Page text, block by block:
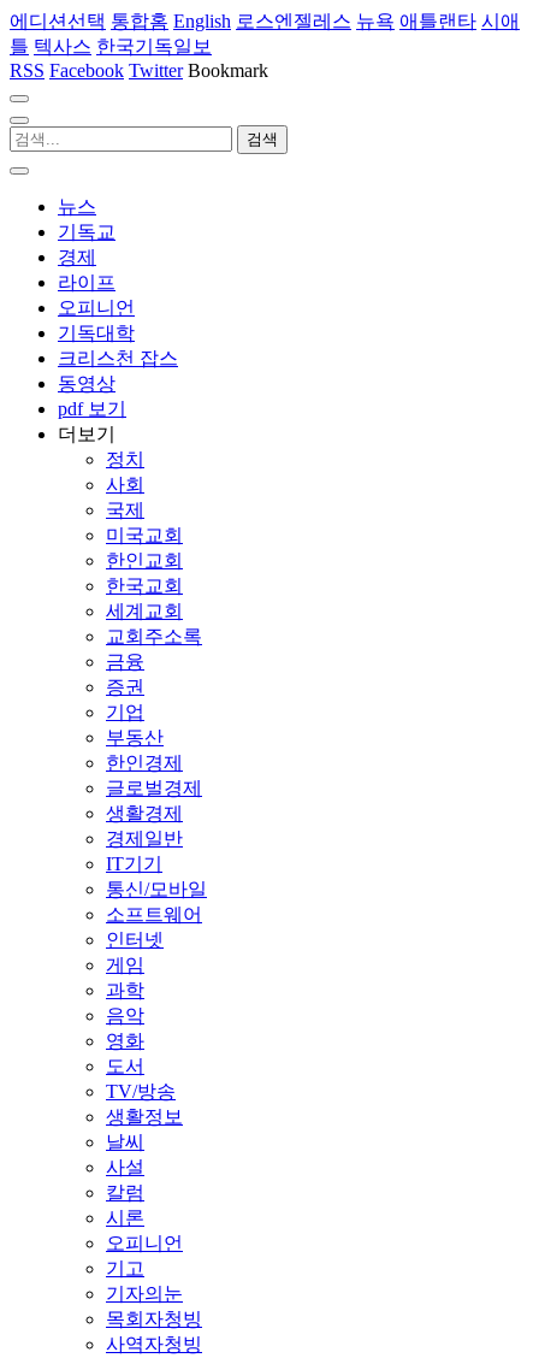
에디션선택 통합홈 English 로스엔젤레스 뉴욕 애틀랜타 시애
틀 텍사스 한국기독일보
RSS Facebook Twitter Bookmark
뉴스
기독교
경제
라이프
오피니언
기독대학
크리스천 잡스
동영상
pdf 보기
더보기
정치
사회
국제
미국교회
한인교회
한국교회
세계교회
교회주소록
금융
증권
기업
부동산
한인경제
글로벌경제
생활경제
경제일반
IT기기
통신/모바일
소프트웨어
인터넷
게임
과학
음악
영화
도서
TV/방송
생활정보
날씨
사설
칼럼
시론
오피니언
기고
기자의눈
목회자청빙
사역자청빙